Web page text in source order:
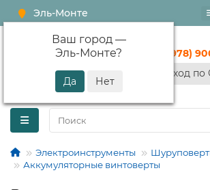
Эль-Монте
Ваш город —
Эль-Монте?
+7 (978)
Вход
Электроинструменты
Аккумуляторные винтоверты